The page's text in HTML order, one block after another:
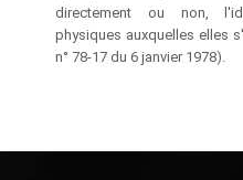
directement ou non,
physiques auxquelles elles
n° 78-17 du 6 janvier 1978).